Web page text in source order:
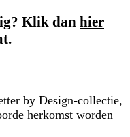
Klik dan hier
by Design-collectie,
herkomst worden